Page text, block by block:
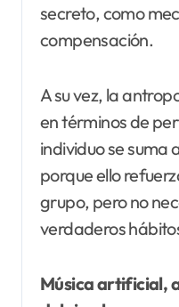
secreto, como
compensación.
A su vez, la
en términos de
individuo se suma
porque ello
grupo, pero no
verdaderos
Música artificial,